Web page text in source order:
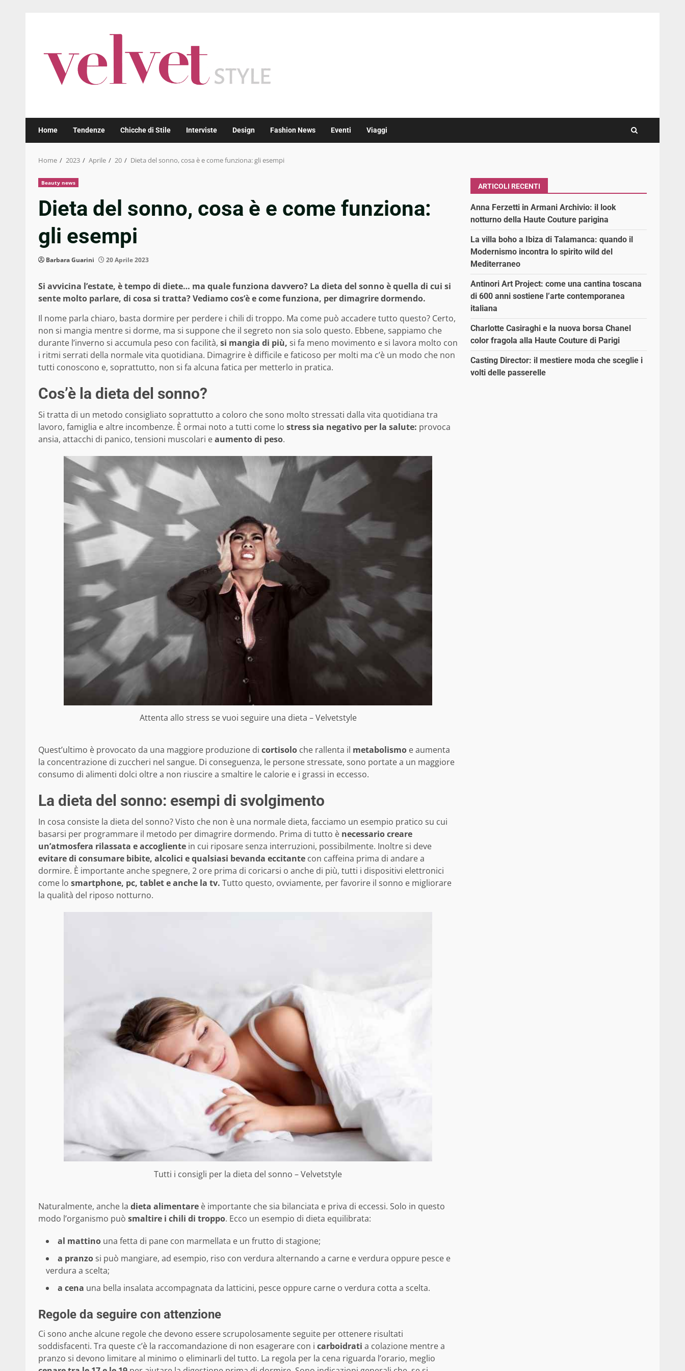
Home Tendenze Chicche di Stile Interviste Design Fashion News Eventi Viaggi
Home 2023 Aprile 20 Dieta del sonno, cosa è e come funziona: gli esempi
Beauty news
Dieta del sonno, cosa è e come funziona:
gli esempi
Barbara Guarini 20 Aprile 2023
Si avvicina l’estate, è tempo di diete… ma quale funziona davvero? La dieta del sonno è quella di cui si
sente molto parlare, di cosa si tratta? Vediamo cos’è e come funziona, per dimagrire dormendo.
Il nome parla chiaro, basta dormire per perdere i chili di troppo. Ma come può accadere tutto questo? Certo,
non si mangia mentre si dorme, ma si suppone che il segreto non sia solo questo. Ebbene, sappiamo che
durante l’inverno si accumula peso con facilità, si mangia di più, si fa meno movimento e si lavora molto con
i ritmi serrati della normale vita quotidiana. Dimagrire è difficile e faticoso per molti ma c’è un modo che non
tutti conoscono e, soprattutto, non si fa alcuna fatica per metterlo in pratica.
Cos’è la dieta del sonno?
Si tratta di un metodo consigliato soprattutto a coloro che sono molto stressati dalla vita quotidiana tra
lavoro, famiglia e altre incombenze. È ormai noto a tutti come lo stress sia negativo per la salute: provoca
ansia, attacchi di panico, tensioni muscolari eaumento di peso.
Attenta allo stress se vuoi seguire una dieta – Velvetstyle
Quest’ultimo è provocato da una maggiore produzione di cortisolo che rallenta il metabolismo e aumenta
la concentrazione di zuccheri nel sangue. Di conseguenza, le persone stressate, sono portate a un maggiore
consumo di alimenti dolci oltre a non riuscire a smaltire le calorie e i grassi in eccesso.
La dieta del sonno: esempi di svolgimento
In cosa consiste la dieta del sonno? Visto che non è una normale dieta, facciamo un esempio pratico su cui
basarsi per programmare il metodo per dimagrire dormendo. Prima di tutto è necessario creare
un’atmosfera rilassata e accogliente in cui riposare senza interruzioni, possibilmente. Inoltre si deve
evitare di consumare bibite, alcolici e qualsiasi bevanda eccitante con caffeina prima di andare a
dormire. È importante anche spegnere, 2 ore prima di coricarsi o anche di più, tutti i dispositivi elettronici
come lo smartphone, pc, tablet e anche la tv. Tutto questo, ovviamente, per favorire il sonno e migliorare
la qualità del riposo notturno.
Tutti i consigli per la dieta del sonno – Velvetstyle
Naturalmente, anche la dieta alimentare è importante che sia bilanciata e priva di eccessi. Solo in questo
modo l’organismo può smaltire i chili di troppo. Ecco un esempio di dieta equilibrata:
al mattino una fetta di pane con marmellata e un frutto di stagione;
a pranzosi può mangiare, ad esempio, riso con verdura alternando a carne e verdura oppure pesce e
verdura a scelta;
a cena una bella insalata accompagnata da latticini, pesce oppure carne o verdura cotta a scelta.
Regole da seguire con attenzione
Ci sono anche alcune regole che devono essere scrupolosamente seguite per ottenere risultati
soddisfacenti. Tra queste c’è la raccomandazione di non esagerare con i carboidrati a colazione mentre a
pranzo si devono limitare al minimo o eliminarli del tutto. La regola per la cena riguarda l’orario, meglio
ARTICOLI RECENTI
Anna Ferzetti in Armani Archivio: il look
notturno della Haute Couture parigina
La villa boho a Ibiza di Talamanca: quando il
Modernismo incontra lo spirito wild del
Mediterraneo
Antinori Art Project: come una cantina toscana
di 600 anni sostiene l’arte contemporanea
italiana
Charlotte Casiraghi e la nuova borsa Chanel
color fragola alla Haute Couture di Parigi
Casting Director: il mestiere moda che sceglie i
volti delle passerelle